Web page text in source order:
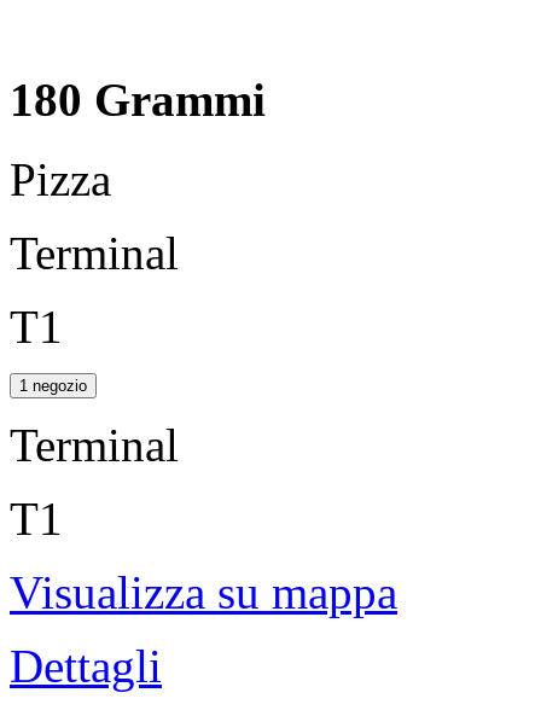
180 Grammi
Pizza
Terminal
T1
1 negozio
Terminal
T1
Visualizza su mappa
Dettagli